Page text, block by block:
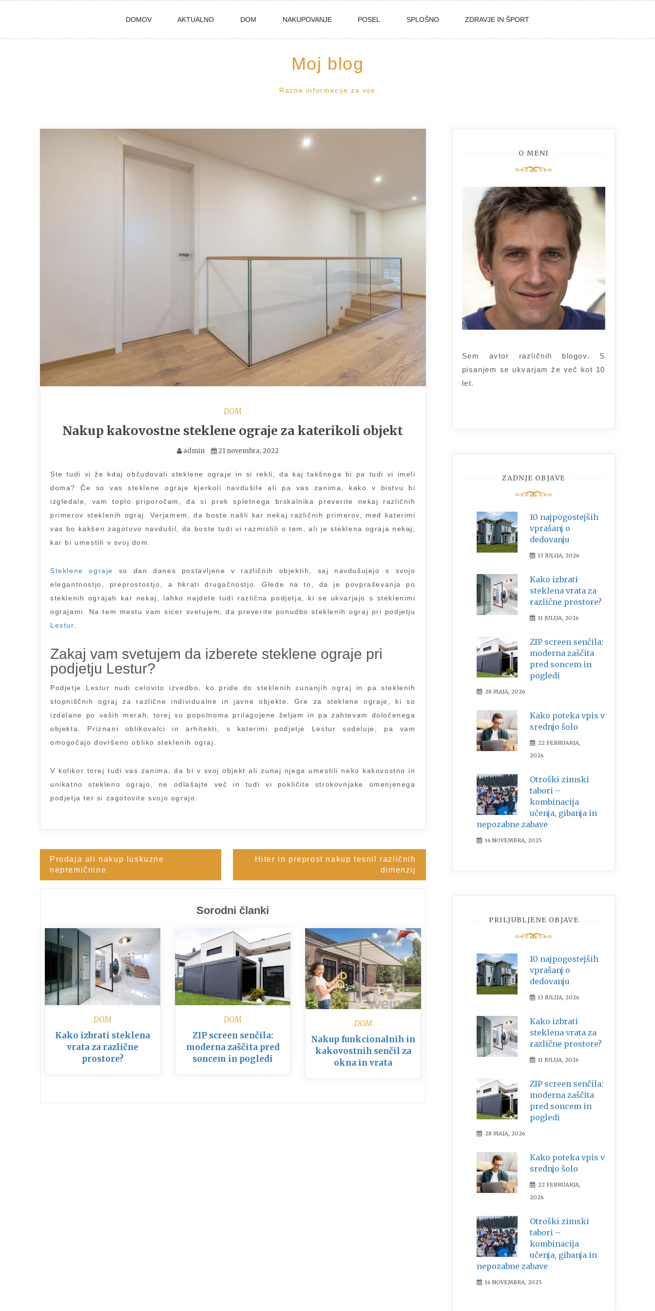
DOMOV AKTUALNO DOM NAKUPOVANJE POSEL SPLOŠNO ZDRAVJE IN ŠPORT
Moj blog
Razne informacije za vse
DOM
Nakup kakovostne steklene ograje za katerikoli objekt
admin 21 novembra, 2022
Ste tudi vi že kdaj občudovali steklene ograje in si rekli, da kaj takšnega bi pa tudi vi imeli
doma? Če so vas steklene ograje kjerkoli navdušile ali pa vas zanima, kako v bistvu bi
izgledale, vam toplo priporočam, da si prek spletnega brskalnika preverite nekaj različnih
primerov steklenih ograj. Verjamem, da boste našli kar nekaj različnih primerov, med katerimi
vas bo kakšen zagotovo navdušil, da boste tudi vi razmislili o tem, ali je steklena ograja nekaj,
kar bi umestili v svoj dom.
Steklene ograje
so dan danes postavljene v različnih objektih, saj navdušujejo s svojo
elegantnostjo, preprostostjo, a hkrati drugačnostjo. Glede na to, da je povpraševanja po
steklenih ograjah kar nekaj, lahko najdete tudi različna podjetja, ki se ukvarjajo s steklenimi
ograjami. Na tem mestu vam sicer svetujem, da preverite ponudbo steklenih ograj pri podjetju
Lestur
Zakaj vam svetujem da izberete steklene ograje pri
podjetju Lestur?
Podjetje Lestur nudi celovito izvedbo, ko pride do steklenih zunanjih ograj in pa steklenih
stopniščnih ograj za različne individualne in javne objekte. Gre za steklene ograje, ki so
izdelane po vaših merah, torej so popolnoma prilagojene željam in pa zahtevam določenega
objekta. Priznani oblikovalci in arhitekti, s katerimi podjetje Lestur sodeluje, pa vam
omogočajo dovršeno obliko steklenih ograj.
V kolikor torej tudi vas zanima, da bi v svoj objekt ali zunaj njega umestili neko kakovostno in
unikatno stekleno ograjo, ne odlašajte več in tudi vi pokličite strokovnjake omenjenega
podjetja ter si zagotovite svojo ograjo.
Navigacija
prispevka
Prodaja ali nakup luskuzne
nepremičnine
Hiter in preprost nakup tesnil različnih
dimenzij
Sorodni članki
DOM
Kako izbrati steklena
vrata za različne
prostore?
DOM
ZIP screen senčila:
moderna zaščita pred
soncem in pogledi
DOM
Nakup funkcionalnih in
kakovostnih senčil za
okna in vrata
O MENI
Sem avtor različnih blogov. S
pisanjem se ukvarjam že več kot 10
let.
ZADNJE OBJAVE
10 najpogostejših
vprašanj o
dedovanju
13 JULIJA, 2026
Kako izbrati
steklena vrata za
različne prostore?
11 JULIJA, 2026
ZIP screen senčila:
moderna zaščita
pred soncem in
pogledi
28 MAJA, 2026
Kako poteka vpis v
srednjo šolo
22 FEBRUARJA,
2026
Otroški zimski
tabori –
kombinacija
učenja, gibanja in
nepozabne zabave
16 NOVEMBRA, 2025
PRILJUBLJENE OBJAVE
10 najpogostejših
vprašanj o
dedovanju
13 JULIJA, 2026
Kako izbrati
steklena vrata za
različne prostore?
11 JULIJA, 2026
ZIP screen senčila:
moderna zaščita
pred soncem in
pogledi
28 MAJA, 2026
Kako poteka vpis v
srednjo šolo
22 FEBRUARJA,
2026
Otroški zimski
tabori –
kombinacija
učenja, gibanja in
nepozabne zabave
16 NOVEMBRA, 2025